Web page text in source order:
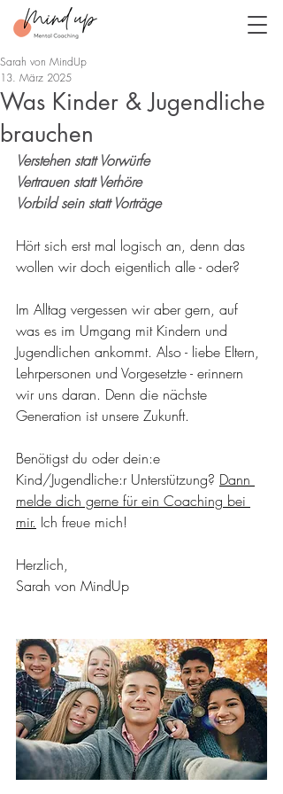
Was Kinder & Jugendliche
brauchen
Sarah von MindUp
13. März 2025
Verstehen statt Vorwürfe
Vertrauen statt Verhöre
Vorbild sein statt Vorträge
Hört sich erst mal logisch an, denn das
wollen wir doch eigentlich alle - oder?
Im Alltag vergessen wir aber gern, auf
was es im Umgang mit Kindern und
Jugendlichen ankommt. Also - liebe Eltern,
Lehrpersonen und Vorgesetzte - erinnern
wir uns daran. Denn die nächste
Generation ist unsere Zukunft.
Benötigst du oder dein:e
Kind/Jugendliche:r Unterstützung? Dann
melde dich gerne für ein Coaching bei
mir. Ich freue mich!
Herzlich,
Sarah von MindUp